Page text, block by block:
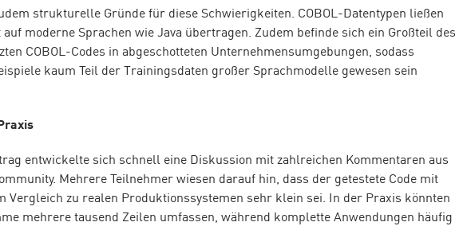
strukturelle Gründe für diese Schwierigkeiten. COBOL-Datentypen ließen
moderne Sprachen wie Java übertragen. Zudem befinde sich ein Großteil des
COBOL-Codes in abgeschotteten Unternehmensumgebungen, sodass
kaum Teil der Trainingsdaten großer Sprachmodelle gewesen sein
entwickelte sich schnell eine Diskussion mit zahlreichen Kommentaren aus
Mehrere Teilnehmer wiesen darauf hin, dass der getestete Code mit
Vergleich zu realen Produktionssystemen sehr klein sei. In der Praxis könnten
mehrere tausend Zeilen umfassen, während komplette Anwendungen häufig